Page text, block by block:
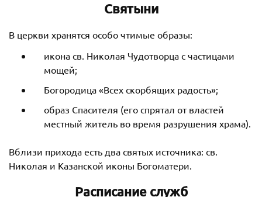
Святыни
В церкви хранятся особо чтимые образы:
икона св. Николая Чудотворца с частицами
мощей;
Богородица «Всех скорбящих радость»;
образ Спасителя (его спрятал от властей
местный житель во время разрушения храма).
Вблизи прихода есть два святых источника: св.
Николая и Казанской иконы Богоматери.
Расписание служб